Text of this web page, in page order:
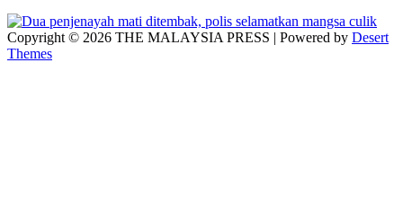
Copyright © 2026 THE MALAYSIA PRESS | Powered by Desert
Themes